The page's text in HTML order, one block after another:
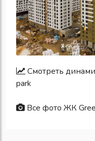
Смотреть
park
Все фото ЖК